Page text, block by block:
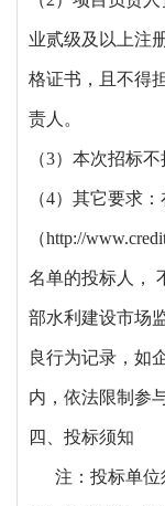
业贰级及以上注
格证书，且不得
责人。
（3）本次招标不
（4）其它要求：
（http://
名单的投标人，
部水利建设市场
良行为记录，如
内，依法限制参
四、投标须知
注：投标单位